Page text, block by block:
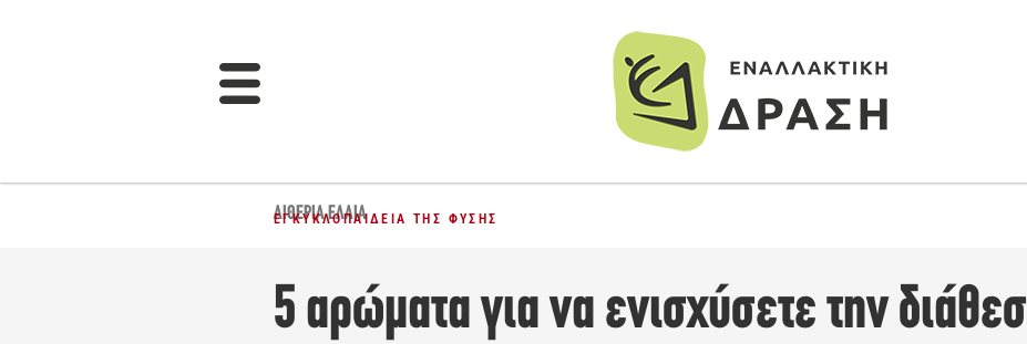
ΑΙΘΈΡΙΑ ΈΛΑΙΑ
ΕΓΚΥΚΛΟΠΑΊΔΕΙΑ ΤΗΣ ΦΎΣΗΣ
5 αρώματα για να ενισχύσετε την